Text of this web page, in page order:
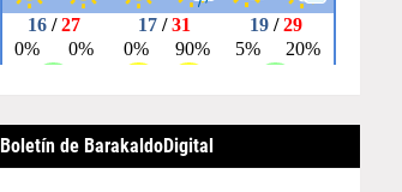
Boletín de BarakaldoDigital